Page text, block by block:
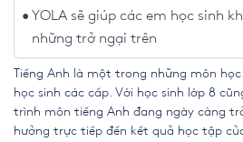
YOLA sẽ giúp các em học sinh
những trở ngại trên
Tiếng Anh là một trong những môn
học sinh các cấp. Với học sinh lớp 8
trình môn tiếng Anh đang ngày càng
hưởng trực tiếp đến kết quả học tập